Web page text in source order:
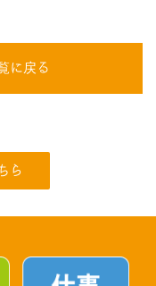
に戻る
ら